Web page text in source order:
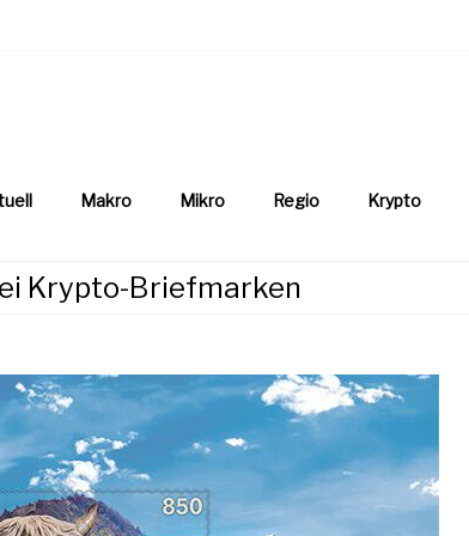
Makro Mikro Regio Krypto
Krypto-Briefmarken